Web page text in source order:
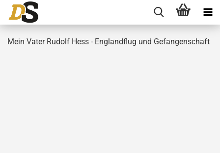
Mein Vater Rudolf Hess - Englandflug und Gefangenschaft